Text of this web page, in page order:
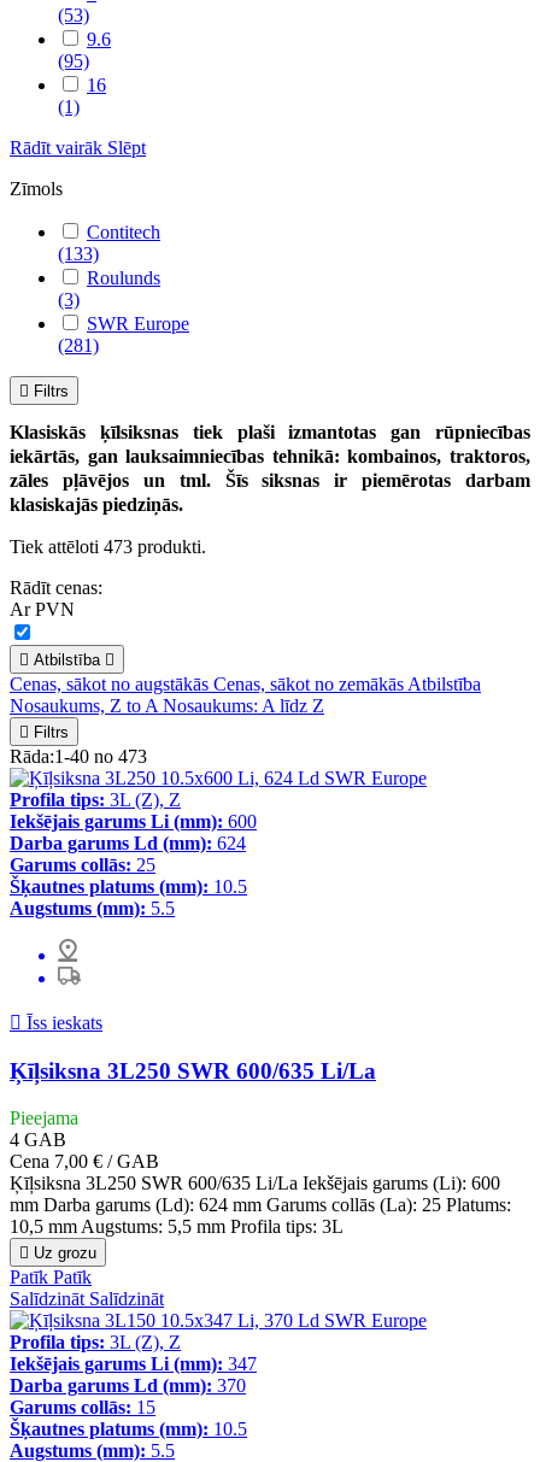
(53)
9.6
(95)
16
(1)
Rādīt vairāk Slēpt
Zīmols
Contitech
(133)
Roulunds
(3)
SWR Europe
(281)
 Filtrs
Klasiskās ķīlsiksnas tiek plaši izmantotas gan rūpniecības
iekārtās, gan lauksaimniecības tehnikā: kombainos, traktoros,
zāles pļāvējos un tml. Šīs siksnas ir piemērotas darbam
klasiskajās piedziņās.
Tiek attēloti 473 produkti.
Rādīt cenas:
Ar PVN
 Atbilstība 
Cenas, sākot no augstākās Cenas, sākot no zemākās Atbilstība
Nosaukums, Z to A Nosaukums: A līdz Z
 Filtrs
Rāda:1-40 no 473
Profila tips: 3L (Z), Z
Iekšējais garums Li (mm): 600
Darba garums Ld (mm): 624
Garums collās: 25
Šķautnes platums (mm): 10.5
Augstums (mm): 5.5
 Īss ieskats
Ķīļsiksna 3L250 SWR 600/635 Li/La
Pieejama
4 GAB
Cena 7,00 € / GAB
Ķīļsiksna 3L250 SWR 600/635 Li/La Iekšējais garums (Li): 600
mm Darba garums (Ld): 624 mm Garums collās (La): 25 Platums:
10,5 mm Augstums: 5,5 mm Profila tips: 3L
 Uz grozu
Patīk Patīk
Salīdzināt Salīdzināt
Profila tips: 3L (Z), Z
Iekšējais garums Li (mm): 347
Darba garums Ld (mm): 370
Garums collās: 15
Šķautnes platums (mm): 10.5
Augstums (mm): 5.5